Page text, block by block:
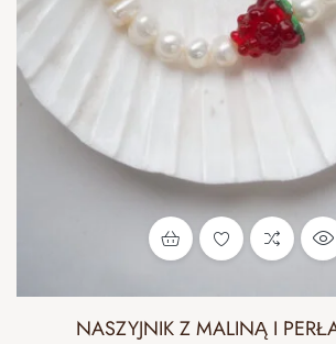
NASZYJNIK Z MALINĄ I